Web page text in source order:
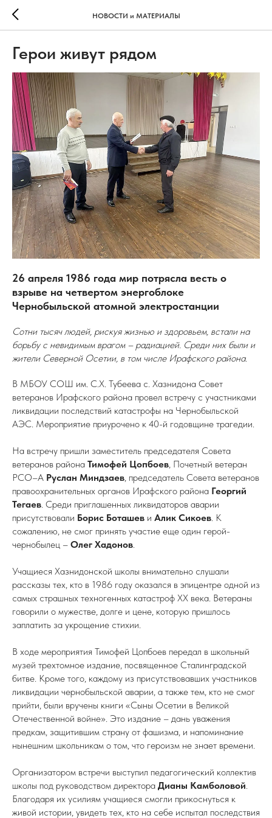
НОВОСТИ и МАТЕРИАЛЫ
Герои живут рядом
26 апреля 1986 года мир потрясла весть о
взрыве на четвертом энергоблоке
Чернобыльской атомной электростанции
Сотни тысяч людей, рискуя жизнью и здоровьем, встали на
борьбу с невидимым врагом – радиацией. Среди них были и
жители Северной Осетии, в том числе Ирафского района.
В МБОУ СОШ им. С.Х. Тубеева с. Хазнидона Совет
ветеранов Ирафского района провел встречу с участниками
ликвидации последствий катастрофы на Чернобыльской
АЭС. Мероприятие приурочено к 40-й годовщине трагедии.
На встречу пришли заместитель председателя Совета
ветеранов района Тимофей Цопбоев, Почетный ветеран
РСО–А Руслан Миндзаев, председатель Совета ветеранов
правоохранительных органов Ирафского района Георгий
Тегаев. Среди приглашенных ликвидаторов аварии
присутствовали Борис Боташев и Алик Сикоев. К
сожалению, не смог принять участие еще один герой-
чернобылец – Олег Хадонов.
Учащиеся Хазнидонской школы внимательно слушали
рассказы тех, кто в 1986 году оказался в эпицентре одной из
самых страшных техногенных катастроф XX века. Ветераны
говорили о мужестве, долге и цене, которую пришлось
заплатить за укрощение стихии.
В ходе мероприятия Тимофей Цопбоев передал в школьный
музей трехтомное издание, посвященное Сталинградской
битве. Кроме того, каждому из присутствовавших участников
ликвидации чернобыльской аварии, а также тем, кто не смог
прийти, были вручены книги «Сыны Осетии в Великой
Отечественной войне». Это издание – дань уважения
предкам, защитившим страну от фашизма, и напоминание
нынешним школьникам о том, что героизм не знает времени.
Организатором встречи выступил педагогический коллектив
школы под руководством директора Дианы Камболовой.
Благодаря их усилиям учащиеся смогли прикоснуться к
живой истории, увидеть тех, кто на себе испытал последствия